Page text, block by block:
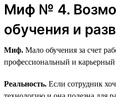
Миф № 4.
обучения и
Миф. Мало обучения за счет
профессиональный и карьерный
Реальность. Если сотрудник